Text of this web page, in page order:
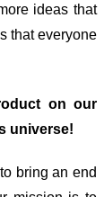
ideas that
that everyone
on our
universe!
bring an end